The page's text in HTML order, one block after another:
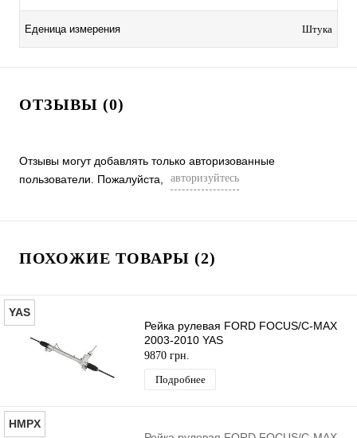
Еденица измерения Штука
ОТЗЫВЫ (0)
Отзывы могут добавлять только авторизованные
пользователи. Пожалуйста,
авторизуйтесь
ПОХОЖИЕ ТОВАРЫ (2)
YAS
Рейка рулевая FORD FOCUS/C-MAX
2003-2010 YAS
9870 грн.
Подробнее
HMPX